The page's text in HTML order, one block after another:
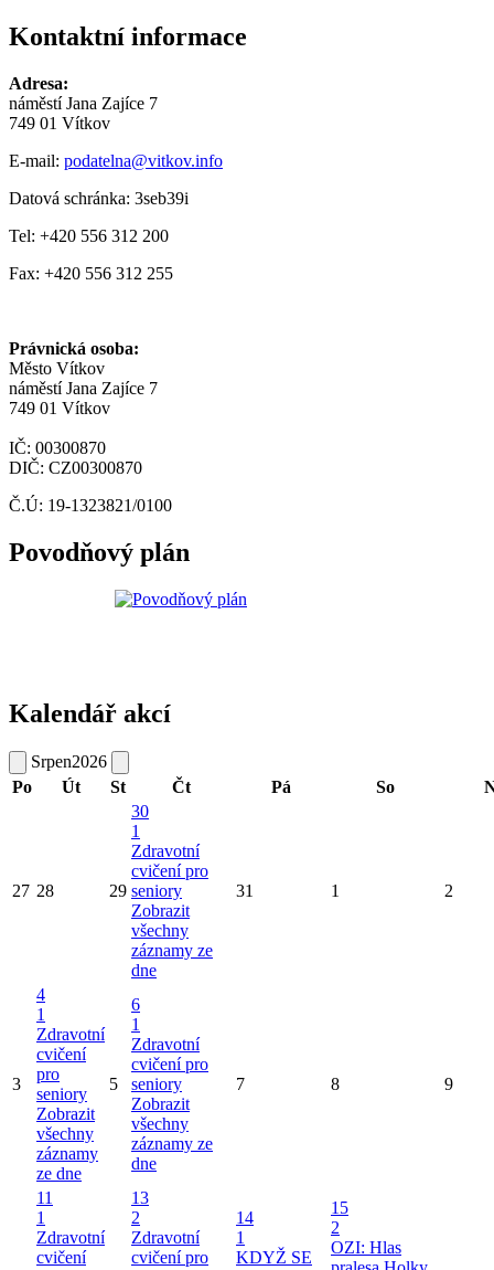
Kontaktní informace
Adresa:
náměstí Jana Zajíce 7
749 01 Vítkov
E-mail: podatelna@vitkov.info
Datová schránka: 3seb39i
Tel: +420 556 312 200
Fax: +420 556 312 255
Právnická osoba:
Město Vítkov
náměstí Jana Zajíce 7
749 01 Vítkov
IČ: 00300870
DIČ: CZ00300870
Č.Ú: 19-1323821/0100
Povodňový plán
Kalendář akcí
Srpen2026
Po
Út St Čt Pá So
27 28 29
30
1
Zdravotní
cvičení pro
seniory
Zobrazit
všechny
záznamy ze
dne
31 1 2
3
4
1
Zdravotní
cvičení
pro
seniory
Zobrazit
všechny
záznamy
ze dne
5
6
1
Zdravotní
cvičení pro
seniory
Zobrazit
všechny
záznamy ze
dne
7 8 9
11
1
Zdravotní
cvičení
13
2
Zdravotní
cvičení pro
14
1
KDYŽ SE
15
2
OZI: Hlas